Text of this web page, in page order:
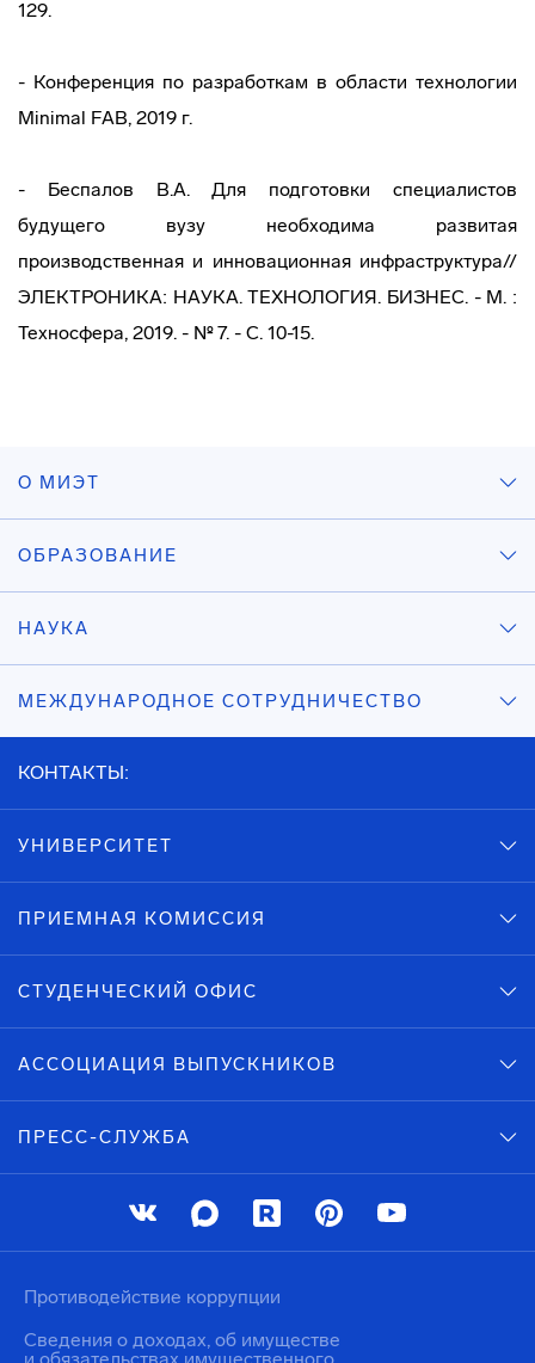
129.
- Конференция по разработкам в области технологии
Minimal FAB, 2019 г.
- Беспалов В.А. Для подготовки специалистов
будущего вузу необходима развитая
производственная и инновационная инфраструктура//
ЭЛЕКТРОНИКА: НАУКА. ТЕХНОЛОГИЯ. БИЗНЕС. - М. :
Техносфера, 2019. - № 7. - С. 10-15.
О МИЭТ
ОБРАЗОВАНИЕ
НАУКА
МЕЖДУНАРОДНОЕ СОТРУДНИЧЕСТВО
КОНТАКТЫ:
УНИВЕРСИТЕТ
ПРИЕМНАЯ КОМИССИЯ
СТУДЕНЧЕСКИЙ ОФИС
АССОЦИАЦИЯ ВЫПУСКНИКОВ
ПРЕСС-СЛУЖБА
Противодействие коррупции
Сведения о доходах, об имуществе